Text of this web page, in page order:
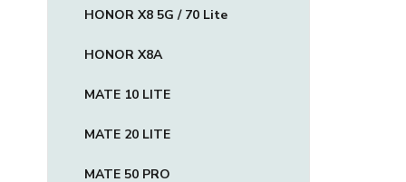
HONOR X8 5G / 70 Lite
HONOR X8A
MATE 10 LITE
MATE 20 LITE
MATE 50 PRO